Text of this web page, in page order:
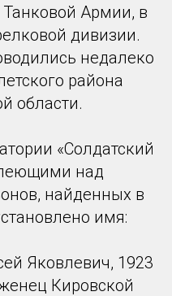
Армии, в
дивизии.
недалеко
района
области.
«Солдатский
над
найденных в
имя:
Яковлевич, 1923
Кировской